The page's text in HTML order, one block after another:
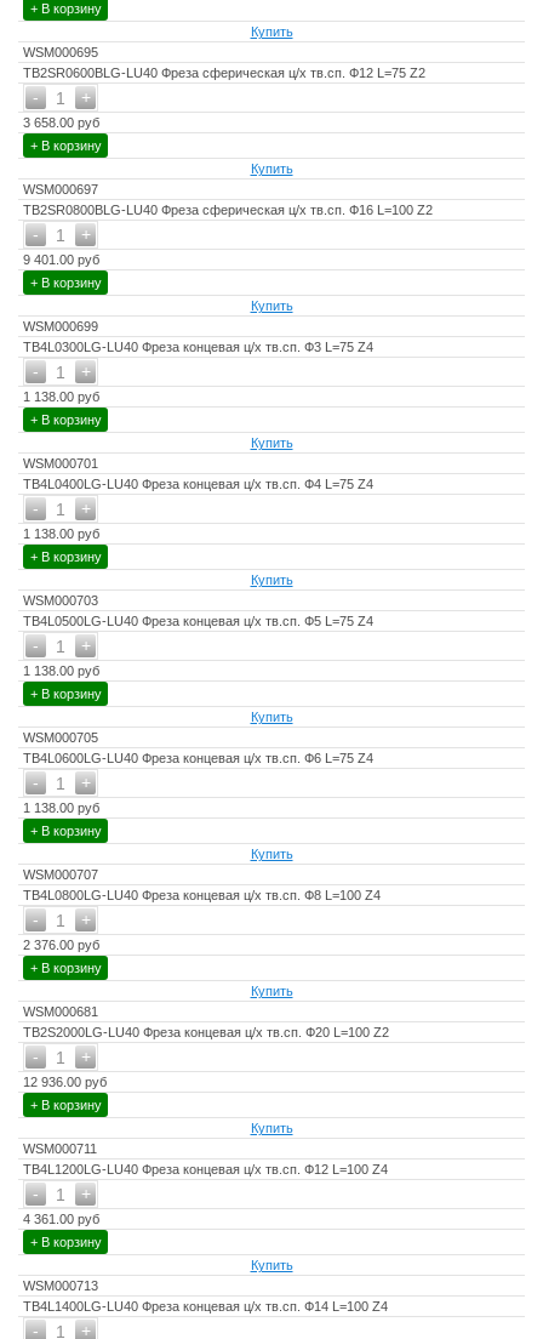
+ В корзину
Купить
WSM000695
TB2SR0600BLG-LU40 Фреза сферическая ц/х тв.сп. Ф12 L=75 Z2
+
- 1
3 658.00 руб
+ В корзину
Купить
WSM000697
TB2SR0800BLG-LU40 Фреза сферическая ц/х тв.сп. Ф16 L=100 Z2
+
- 1
9 401.00 руб
+ В корзину
Купить
WSM000699
TB4L0300LG-LU40 Фреза концевая ц/х тв.сп. Ф3 L=75 Z4
+
- 1
1 138.00 руб
+ В корзину
Купить
WSM000701
TB4L0400LG-LU40 Фреза концевая ц/х тв.сп. Ф4 L=75 Z4
+
- 1
1 138.00 руб
+ В корзину
Купить
WSM000703
TB4L0500LG-LU40 Фреза концевая ц/х тв.сп. Ф5 L=75 Z4
+
- 1
1 138.00 руб
+ В корзину
Купить
WSM000705
TB4L0600LG-LU40 Фреза концевая ц/х тв.сп. Ф6 L=75 Z4
+
- 1
1 138.00 руб
+ В корзину
Купить
WSM000707
TB4L0800LG-LU40 Фреза концевая ц/х тв.сп. Ф8 L=100 Z4
+
- 1
2 376.00 руб
+ В корзину
Купить
WSM000681
TB2S2000LG-LU40 Фреза концевая ц/х тв.сп. Ф20 L=100 Z2
+
- 1
12 936.00 руб
+ В корзину
Купить
WSM000711
TB4L1200LG-LU40 Фреза концевая ц/х тв.сп. Ф12 L=100 Z4
+
- 1
4 361.00 руб
+ В корзину
Купить
WSM000713
TB4L1400LG-LU40 Фреза концевая ц/х тв.сп. Ф14 L=100 Z4
+
- 1